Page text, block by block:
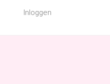
Inloggen